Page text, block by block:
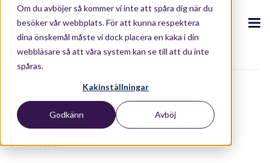
Om du avböjer så kommer vi inte att spåra dig när du
besöker vår webbplats. För att kunna respektera
dina önskemål måste vi dock placera en kaka i din
webbläsare så att våra system kan se till att du inte
spåras.
Kakinställningar
Godkänn Avböj
CX Ekosystem
.
Puzzel CX Ekosystem
Vår CX-ekosystemet
Produkter.
.
Contact Centre.
Kontaktcenterplattform
.
Blogg.
Blogg
.
Om oss
To blog overview
Agent Experience
Agentupplevelse
Kundupplevelse
Artificiell Intelligens
3 min lästid